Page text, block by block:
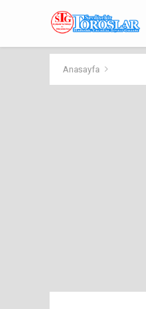
Anasayfa